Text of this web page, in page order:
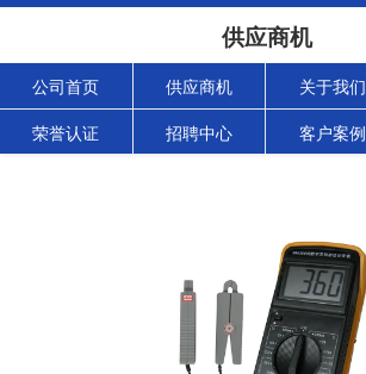
供应商机
公司首页 供应商机 关于我们
荣誉认证 招聘中心 客户案例